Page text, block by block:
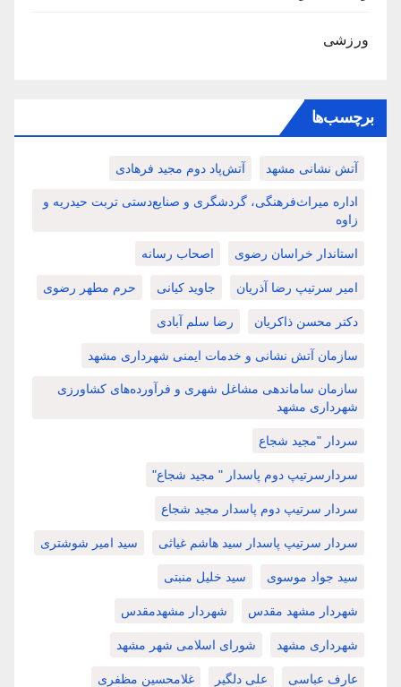
ورزشی
برچسب‌ها
آتش نشانی مشهد آتش‌پاد دوم مجید فرهادی
اداره میراث‌فرهنگی، گردشگری و صنایع‌دستی تربت حیدریه و
زاوه
استاندار خراسان رضوی اصحاب رسانه
امیر سرتیپ رضا آذریان جاوید کیانی حرم مطهر رضوی
دکتر محسن ذاکریان رضا سلم آبادی
سازمان آتش نشانی و خدمات ایمنی شهرداری مشهد
سازمان ساماندهی مشاغل شهری و فرآورده‌های کشاورزی
شهرداری مشهد
سردار "مجید شجاع
سردارسرتیپ دوم پاسدار " مجید شجاع"
سردار سرتیپ دوم پاسدار مجید شجاع
سردار سرتیپ پاسدار سید هاشم غیاثی سید امیر شوشتری
سید جواد موسوی سید خلیل منبتی
شهردار مشهد مقدس شهردار مشهدمقدس
شهرداری مشهد شورای اسلامی شهر مشهد
عارف عباسی علی دلگیر غلامحسین مظفری